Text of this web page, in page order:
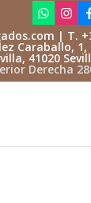
| T.
Caraballo,
41020
Derecha